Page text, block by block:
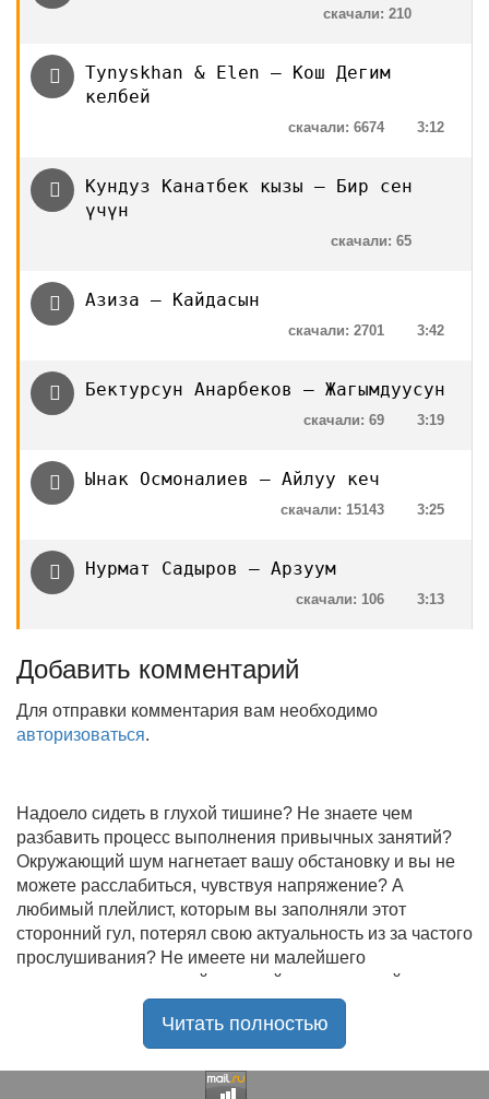
скачали: 210
Tynyskhan & Elen — Кош Дегим
келбей
3:12
скачали: 6674
Кундуз Канатбек кызы — Бир сен
үчүн
скачали: 65
Азиза — Кайдасын
3:42
скачали: 2701
Бектурсун Анарбеков — Жагымдуусун
3:19
скачали: 69
Ынак Осмоналиев — Айлуу кеч
3:25
скачали: 15143
Нурмат Садыров — Арзуум
3:13
скачали: 106
Добавить комментарий
Для отправки комментария вам необходимо
авторизоваться.
Надоело сидеть в глухой тишине? Не знаете чем
разбавить процесс выполнения привычных занятий?
Окружающий шум нагнетает вашу обстановку и вы не
можете расслабиться, чувствуя напряжение? А
любимый плейлист, которым вы заполняли этот
сторонний гул, потерял свою актуальность из за частого
прослушивания? Не имеете ни малейшего
представления, где найти новый качественный контент
на замену старому? В таком случае вы обратились по
радостью приветствует своих старых и новых
Читать полностью